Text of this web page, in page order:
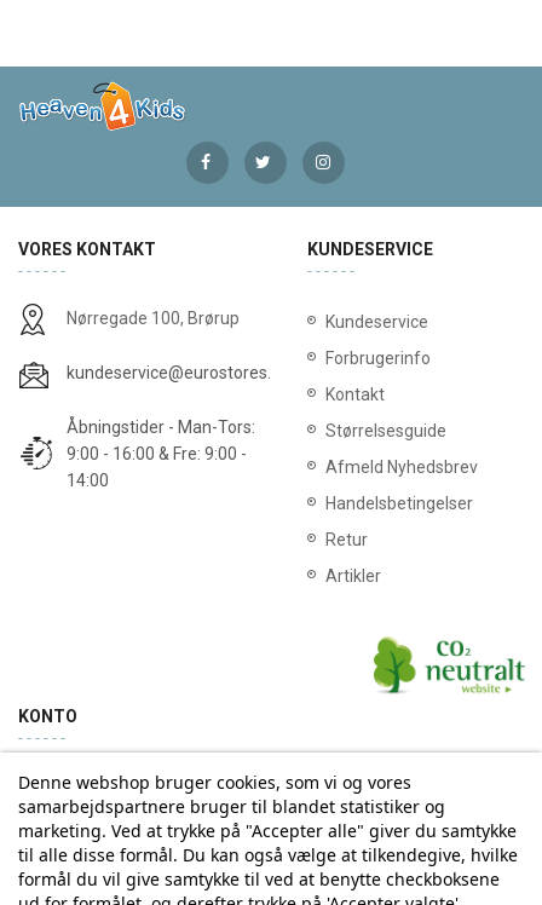
VORES KONTAKT
Nørregade 100, Brørup
kundeservice@eurostores.dk
Åbningstider - Man-Tors:
9:00 - 16:00 & Fre: 9:00 -
14:00
KUNDESERVICE
Kundeservice
Forbrugerinfo
Kontakt
Størrelsesguide
Afmeld Nyhedsbrev
Handelsbetingelser
Retur
Artikler
KONTO
Min konto Ordrehistorik
Tilmelding til Nyhedsbrev
Denne webshop bruger cookies, som vi og vores
samarbejdspartnere bruger til blandet statistiker og
marketing. Ved at trykke på "Accepter alle" giver du samtykke
til alle disse formål. Du kan også vælge at tilkendegive, hvilke
formål du vil give samtykke til ved at benytte checkboksene